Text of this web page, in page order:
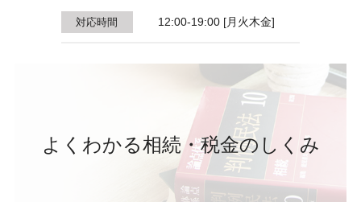
対応時間 12:00-19:00 [月火木金]
よくわかる相続・税金のしくみ